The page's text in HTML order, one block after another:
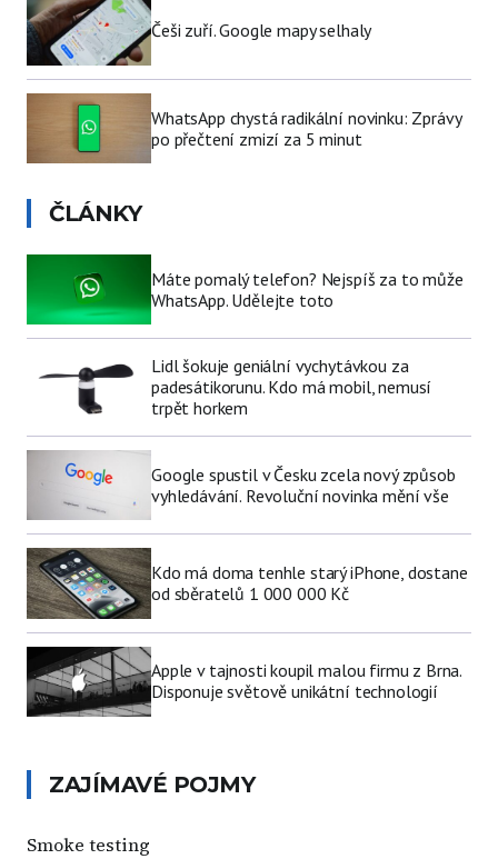
Češi zuří. Google mapy selhaly
WhatsApp chystá radikální novinku: Zprávy
po přečtení zmizí za 5 minut
ČLÁNKY
Máte pomalý telefon? Nejspíš za to může
WhatsApp. Udělejte toto
Lidl šokuje geniální vychytávkou za
padesátikorunu. Kdo má mobil, nemusí
trpět horkem
Google spustil v Česku zcela nový způsob
vyhledávání. Revoluční novinka mění vše
Kdo má doma tenhle starý iPhone, dostane
od sběratelů 1 000 000 Kč
Apple v tajnosti koupil malou firmu z Brna.
Disponuje světově unikátní technologií
ZAJÍMAVÉ POJMY
Smoke testing